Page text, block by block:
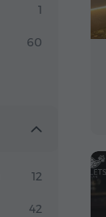
1
60
12
42